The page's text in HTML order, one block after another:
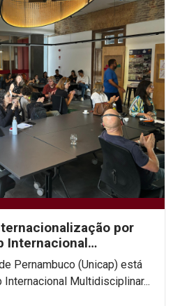
por
Internacional
Pernambuco (Unicap) está
Multidisciplinar...